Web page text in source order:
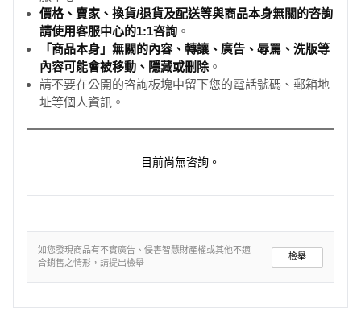
價格、賣家、換貨/退貨及配送等與商品本身無關的咨詢
請使用客服中心的1:1咨詢 。
「商品本身」無關的內容、轉讓、廣告、辱罵、洗版等
內容可能會被移動、隱藏或刪除。
請不要在公開的咨詢板塊中留下您的電話號碼、郵箱地
址等個人資訊。
目前尚無咨詢。
如您發現商品有不實廣告、侵害智慧財產權或其他不適
合銷售之情形，請提出檢舉
檢舉